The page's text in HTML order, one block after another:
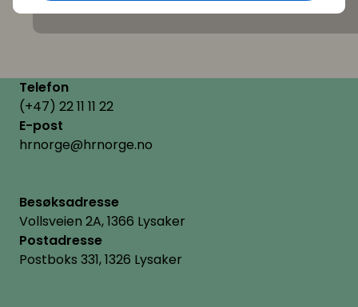
Telefon
(+47) 22 11 11 22
E-post
hrnorge@hrnorge.no
Besøksadresse
Vollsveien 2A, 1366 Lysaker
Postadresse
Postboks 331, 1326 Lysaker